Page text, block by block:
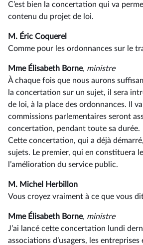
C’est bien la concertation qui va
contenu du projet de loi.
M. Éric Coquerel
Comme pour les ordonnances sur le
Mme Élisabeth Borne, ministre
À chaque fois que nous aurons
la concertation sur un sujet, il sera
de loi, à la place des ordonnances. Il
commissions parlementaires seront
concertation, pendant toute sa durée.
Cette concertation, qui a déjà
sujets. Le premier, qui en constituera
l’amélioration du service public.
M. Michel Herbillon
Vous croyez vraiment à ce que vous
Mme Élisabeth Borne, ministre
J’ai lancé cette concertation lundi
associations d’usagers, les